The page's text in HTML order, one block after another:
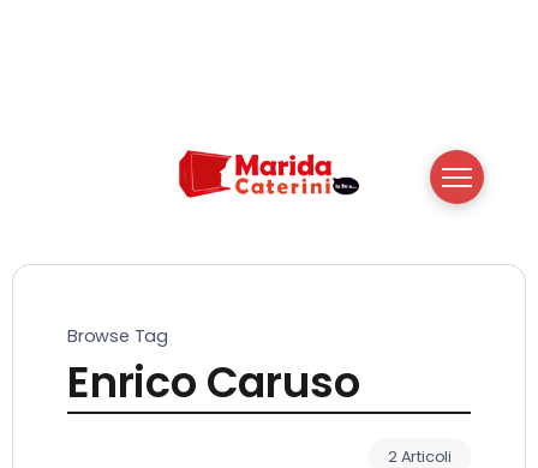
Browse Tag
Enrico Caruso
2 Articoli